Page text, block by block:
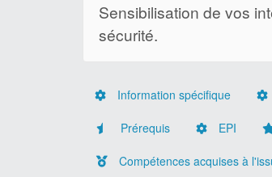
Sensibilisation de vos
sécurité.
Information spécifique
Prérequis EPI
Compétences acquises à